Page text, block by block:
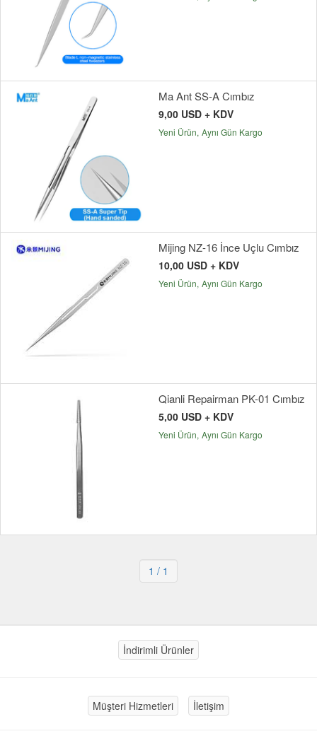
Ma Ant SS-A Cımbız
9,00 USD + KDV
Yeni Ürün Aynı Gün Kargo
Mijing NZ-16 İnce Uçlu Cımbız
10,00 USD + KDV
Yeni Ürün Aynı Gün Kargo
Qianli Repairman PK-01 Cımbız
5,00 USD + KDV
Yeni Ürün Aynı Gün Kargo
1 / 1
İndirimli Ürünler
Müşteri Hizmetleri İletişim